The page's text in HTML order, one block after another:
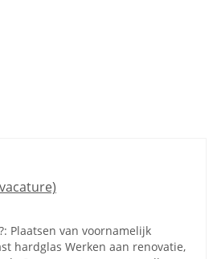
Plaatsen van voornamelijk
hardglas Werken aan renovatie,